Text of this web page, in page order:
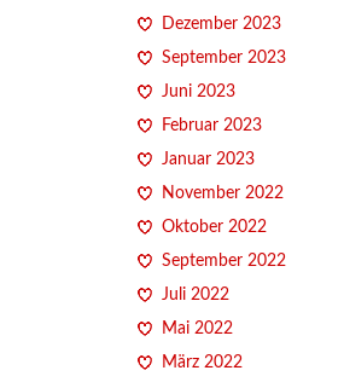
Dezember 2023
September 2023
Juni 2023
Februar 2023
Januar 2023
November 2022
Oktober 2022
September 2022
Juli 2022
Mai 2022
März 2022